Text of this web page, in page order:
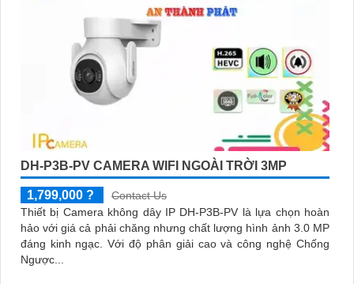
DH-P3B-PV CAMERA WIFI NGOÀI TRỜI 3MP
1,799,000 ?
Contact Us
Thiết bị Camera không dây IP DH-P3B-PV là lựa chọn hoàn
hảo với giá cả phải chăng nhưng chất lượng hình ảnh 3.0 MP
đáng kinh ngạc. Với độ phân giải cao và công nghệ Chống
Ngược...